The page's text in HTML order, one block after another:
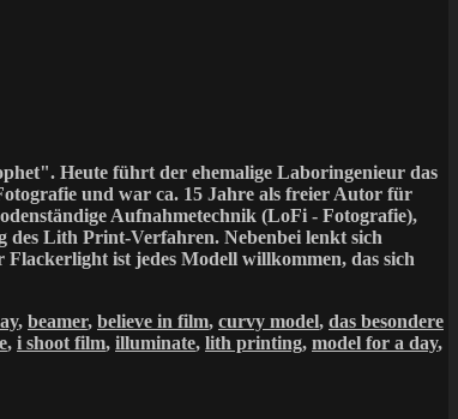
Heute führt der ehemalige Laboringenieur das
und war ca. 15 Jahre als freier Autor für
Aufnahmetechnik (LoFi - Fotografie),
des Lith Print-Verfahren. Nebenbei lenkt sich
ist jedes Modell willkommen, das sich
, beamer, believe in film, curvy model, das besondere
, i shoot film, illuminate, lith printing, model for a day,